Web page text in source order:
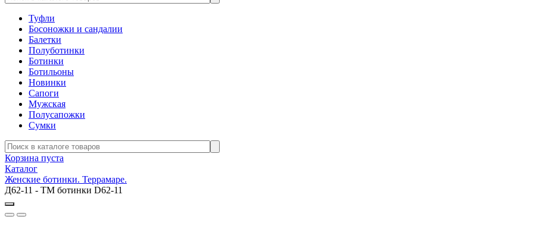
Туфли
Босоножки и сандалии
Балетки
Полуботинки
Ботинки
Ботильоны
Новинки
Сапоги
Мужская
Полусапожки
Сумки
Корзина пуста
Каталог
Женские ботинки. Террамаре.
Д62-11 - ТМ ботинки D62-11